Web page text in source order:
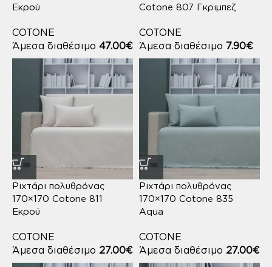
Εκρού
COTONE
Άμεσα διαθέσιμο 47.00€
Cotone 807 Γκριμπεζ
COTONE
Άμεσα διαθέσιμο 7.90€
Ριχτάρι πολυθρόνας
170×170 Cotone 811
Εκρού
COTONE
Άμεσα διαθέσιμο 27.00€
Ριχτάρι πολυθρόνας
170×170 Cotone 835
Aqua
COTONE
Άμεσα διαθέσιμο 27.00€